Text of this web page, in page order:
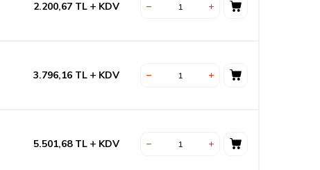
2.200,67 TL KDV
3.796,16 TL KDV
5.501,68TL KDV